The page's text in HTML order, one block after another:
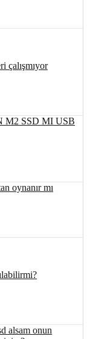
çalışmıyor
M2 SSD MI USB
oynanır mı
alsam onun